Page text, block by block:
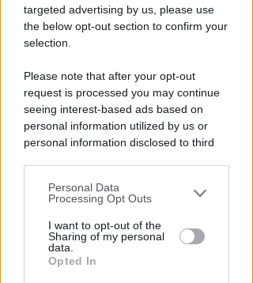
targeted advertising by us, please use
the below opt-out section to confirm your
selection.
Please note that after your opt-out
request is processed you may continue
seeing interest-based ads based on
personal information utilized by us or
personal information disclosed to third
You may separately opt-out of the further
disclosure of your personal information
by third parties on the IAB’s list of
downstream participants.
Personal Data
Processing Opt Outs
I want to opt-out of the
Sharing of my personal
data.
Opted In